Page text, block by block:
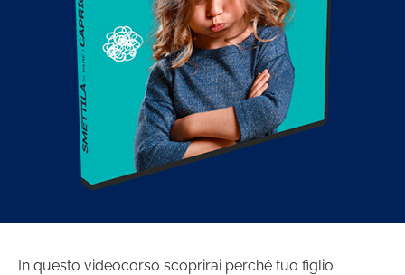
In questo videocorso scoprirai perché tuo figlio